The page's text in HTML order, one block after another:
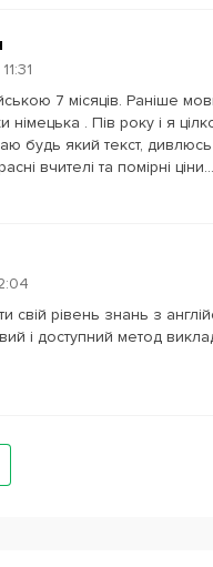
7 місяців. Раніше
німецька . Пів року і я
будь який текст,
вчителі та помірні ціни...
свій рівень знань з
і доступний метод